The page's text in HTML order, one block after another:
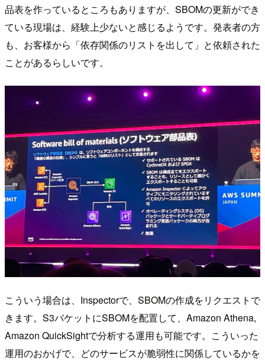
品表を作っているところもありますが、SBOMの更新ができ
ている現場は、経験上少ないと感じるようです。発表者の方
も、お客様から「依存関係のリストを出して」と依頼された
ことがあるらしいです。
こういう場合は、Inspectorで、SBOMの作成をリクエストで
きます。S3バケットにSBOMを配置して、Amazon Athena,
Amazon QuickSightで分析する運用も可能です。こういった
運用のおかげで、どのサービスが脆弱性に関係しているかを